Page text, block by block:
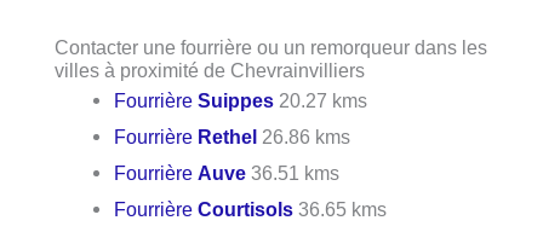
Contacter une fourrière ou un remorqueur dans les
villes à proximité de Chevrainvilliers
FourrièreSuippes 20.27 kms
Fourrière Rethel 26.86 kms
Fourrière Auve 36.51 kms
FourrièreCourtisols 36.65 kms